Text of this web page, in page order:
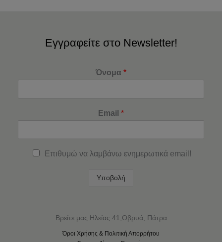
Εγγραφείτε στο Newsletter!
Όνομα *
Email *
Επιθυμώ να λαμβάνω ενημερωτικά email!
Υποβολή
Βρείτε μας Ηλείας 41,Οβρυά, Πάτρα
Όροι Χρήσης & Πολιτική Απορρήτου